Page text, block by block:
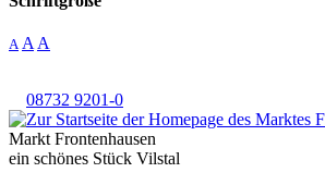
A A A
08732 9201-0
Markt Frontenhausen
ein schönes Stück Vilstal